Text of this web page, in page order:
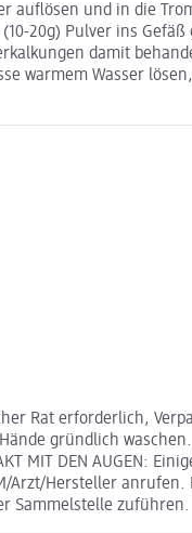
auflösen und in die
20g) Pulver ins
damit
warmem Wasser
Rat erforderlich,
gründlich
MIT DEN AUGEN:
Arzt/Hersteller
Sammelstelle zuführen.